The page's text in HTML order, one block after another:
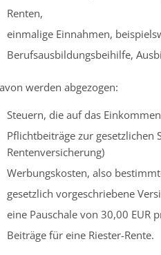
Renten,
einmalige Einnahmen,
Berufsausbildungsbeihilfe,
werden abgezogen:
Steuern, die auf das
Pflichtbeiträge zur gesetzlichen
Rentenversicherung)
Werbungskosten, also
gesetzlich vorgeschriebene
eine Pauschale von 30,00 EUR
Beiträge für eine Riester-Rente.